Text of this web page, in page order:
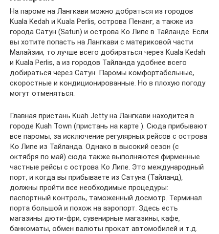
На пароме на Лангкави можно добраться из городов
Kuala Kedah и Kuala Perlis, острова Пенанг, а также из
города Сатун (Satun) и острова Ко Липе в Тайланде. Если
вы хотите попасть на Лангкави с материковой части
Малайзии, то лучше всего добираться через Kuala Kedah
и Kuala Perlis, а из городов Тайланда удобнее всего
добираться через Сатун. Паромы комфортабельные,
скоростные и кондиционированные. Но в плохую погоду
могут отменяться.
Главная пристань Kuah Jetty на Лангкави находится в
городе Kuah Town (пристань на карте ). Сюда прибывают
все паромы, за исключение регулярных рейсов с острова
Ко Липе из Тайланда. Однако в высокий сезон (с
октября по май) сюда также выполняются фирменные
частные рейсы с острова Ко Липе. Это международный
порт, и когда вы прибываете из Сатуна (Тайланд),
должны пройти все необходимые процедуры:
паспортный контроль, таможенный досмотр. Терминал
порта большой и похож на аэропорт. Здесь есть
магазины дюти-фри, сувенирные магазины, кафе,
банкоматы, обмен валюты прокат автомобилей и т.д.